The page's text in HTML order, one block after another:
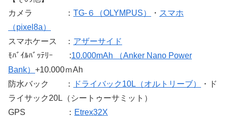
カメラ ： TG-６（OLYMPUS） ・ スマホ
（pixel8a）
スマホケース ： アザーサイド
ﾓﾊﾞｲﾙﾊﾞｯﾃﾘｰ :10.000mAh （Anker Nano Power
Bank） +10.000ｍAh
防水バック ：
ドライバック10L（オルトリーブ）
・ド
ライサック20L（シートゥーサミット）
GPS ： Etrex32X